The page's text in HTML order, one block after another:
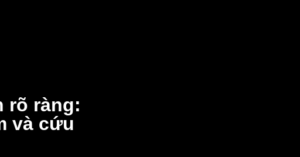
rõ ràng:
và cứu